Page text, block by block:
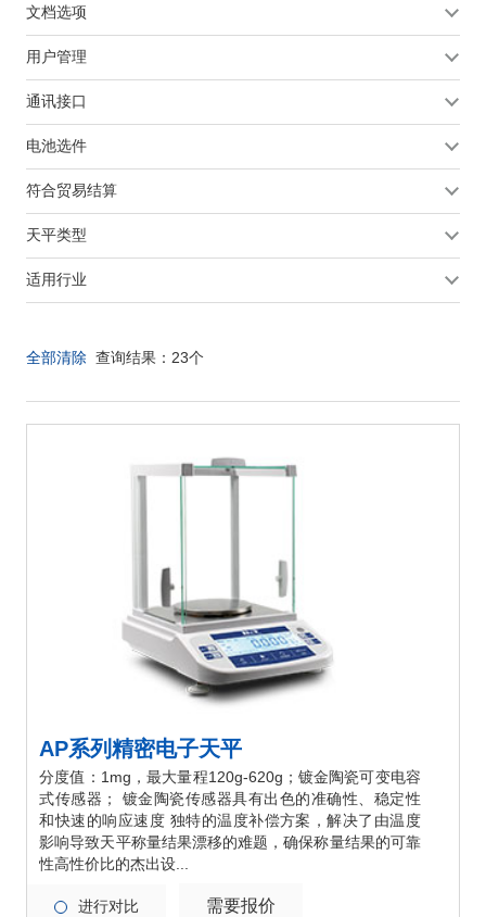
文档选项
用户管理
通讯接口
电池选件
符合贸易结算
天平类型
适用行业
全部清除 查询结果： 23个
AP系列精密电子天平
分度值：1mg，最大量程120g-620g；镀金陶瓷可变电容
式传感器； 镀金陶瓷传感器具有出色的准确性、稳定性
和快速的响应速度 独特的温度补偿方案，解决了由温度
影响导致天平称量结果漂移的难题，确保称量结果的可靠
性高性价比的杰出设...
进行对比 需要报价